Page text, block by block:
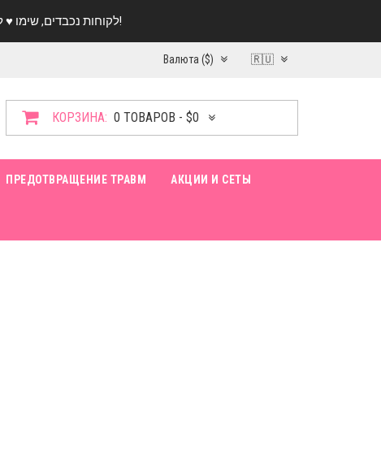
לקוחות נכבדים, שימו ♥️ לב! בימי החופש עד התאריך 20.08 החנות עובדת במתכונת מצומצמת. נא להתקשר לפני הגעה!
Валюта ($) 🇷🇺
КОРЗИНА: 0 ТОВАРОВ - $0
ПРЕДОТВРАЩЕНИЕ ТРАВМ АКЦИИ И СЕТЫ